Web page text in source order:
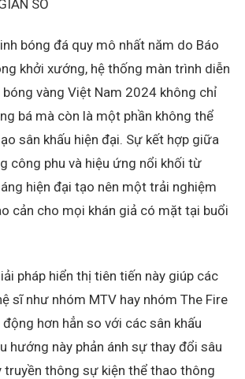
SỐ
bóng đá quy mô nhất năm do Báo
khởi xướng, hệ thống màn trình diễn
bóng vàng Việt Nam 2024 không chỉ
bá mà còn là một phần không thể
sân khấu hiện đại. Sự kết hợp giữa
công phu và hiệu ứng nổi khối từ
hiện đại tạo nên một trải nghiệm
cản cho mọi khán giả có mặt tại buổi
pháp hiển thị tiên tiến này giúp các
sĩ như nhóm MTV hay nhóm The Fire
hơn hẳn so với các sân khấu
hướng này phản ánh sự thay đổi sâu
thông sự kiện thể thao thông